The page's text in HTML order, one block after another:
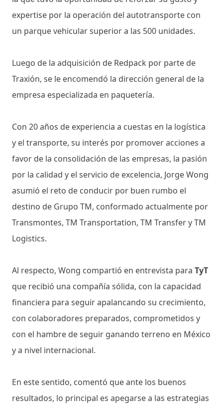
expertise por la operación del autotransporte con
un parque vehicular superior a las 500 unidades.
Luego de la adquisición de Redpack por parte de
Traxión, se le encomendó la dirección general de la
empresa especializada en paquetería.
Con 20 años de experiencia a cuestas en la logística
y el transporte, su interés por promover acciones a
favor de la consolidación de las empresas, la pasión
por la calidad y el servicio de excelencia, Jorge Wong
asumió el reto de conducir por buen rumbo el
destino de Grupo TM, conformado actualmente por
Transmontes, TM Transportation, TM Transfer y TM
Logistics.
Al respecto, Wong compartió en entrevista para TyT
que recibió una compañía sólida, con la capacidad
financiera para seguir apalancando su crecimiento,
con colaboradores preparados, comprometidos y
con el hambre de seguir ganando terreno en México
y a nivel internacional.
En este sentido, comentó que ante los buenos
resultados, lo principal es apegarse a las estrategias